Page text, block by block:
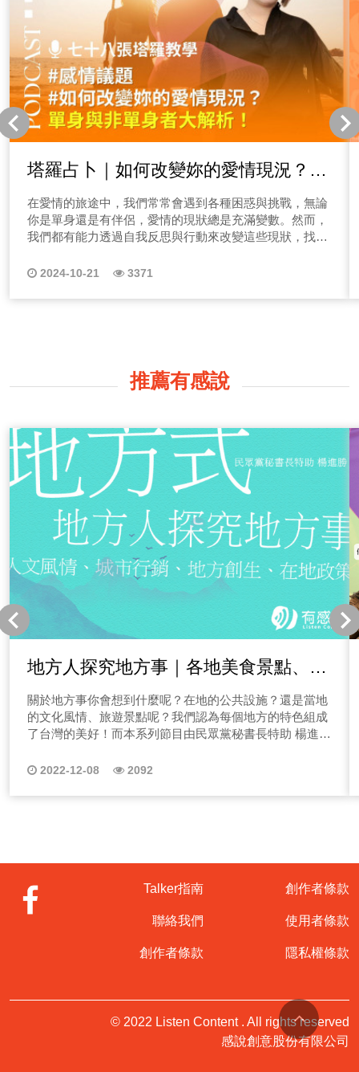
塔羅占卜｜如何改變妳的愛情現況？單
身與非單身者大解析！
在愛情的旅途中，我們常常會遇到各種困惑與挑戰，無論
你是單身還是有伴侶，愛情的現狀總是充滿變數。然而，
我們都有能力透過自我反思與行動來改變這些現狀，找到
與啟發，幫助你更清晰地看見自己的感情道路，讓我們一
2024-10-21 3371
推薦有感說
地方人探究地方事｜各地美食景點、文
化風土介紹
關於地方事你會想到什麼呢？在地的公共設施？還是當地
的文化風情、旅遊景點呢？我們認為每個地方的特色組成
了台灣的美好！而本系列節目由民眾黨秘書長特助 楊進勝
媒體工作經驗，後來加入民眾黨服務，希望為更多人民爭
享，台灣各地的大小事，如風土民情、旅遊景點、在地環
日至12月11日宜蘭舉辦「2022冬戀蘭陽溫泉季」，在宜蘭
礁溪湯圍溝溫泉公園周邊與溫泉路、健康路口熱鬧登場。
還有「踩街嘉年華」華麗繽紛裝扮，邊走邊舞就像來到巴
式快進快出的活動類型來推廣，在城市行銷上力道會有所
欠缺，如何常態性的帶動地方產業復甦，讓在地人民感受
到對未來是有展望的，也能吸引不少年輕人返鄉工作，讓
2022-12-08 2092
Talker指南
聯絡我們
創作者條款
創作者條款
使用者條款
隱私權條款
© 2022 Listen Content . All rights reserved
感說創意股份有限公司